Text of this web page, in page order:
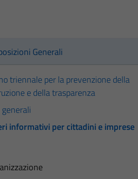
Generali
triennale per la prevenzione della
e della trasparenza
informativi per cittadini e imprese